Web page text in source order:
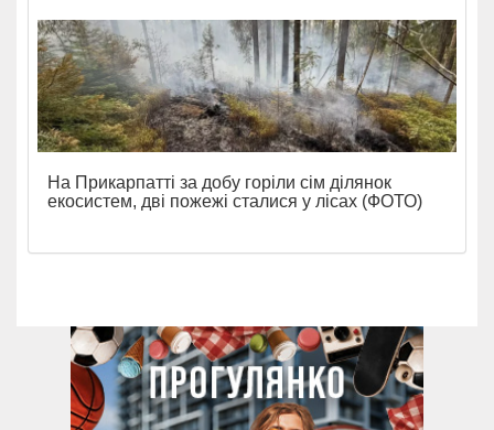
На Прикарпатті за добу горіли сім ділянок
екосистем, дві пожежі сталися у лісах (ФОТО)